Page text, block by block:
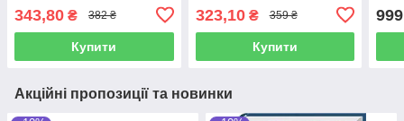
343,80 ₴ 382 ₴
Купити
323,10₴ 359 ₴
Купити
на
999
Акційні пропозиції та новинки